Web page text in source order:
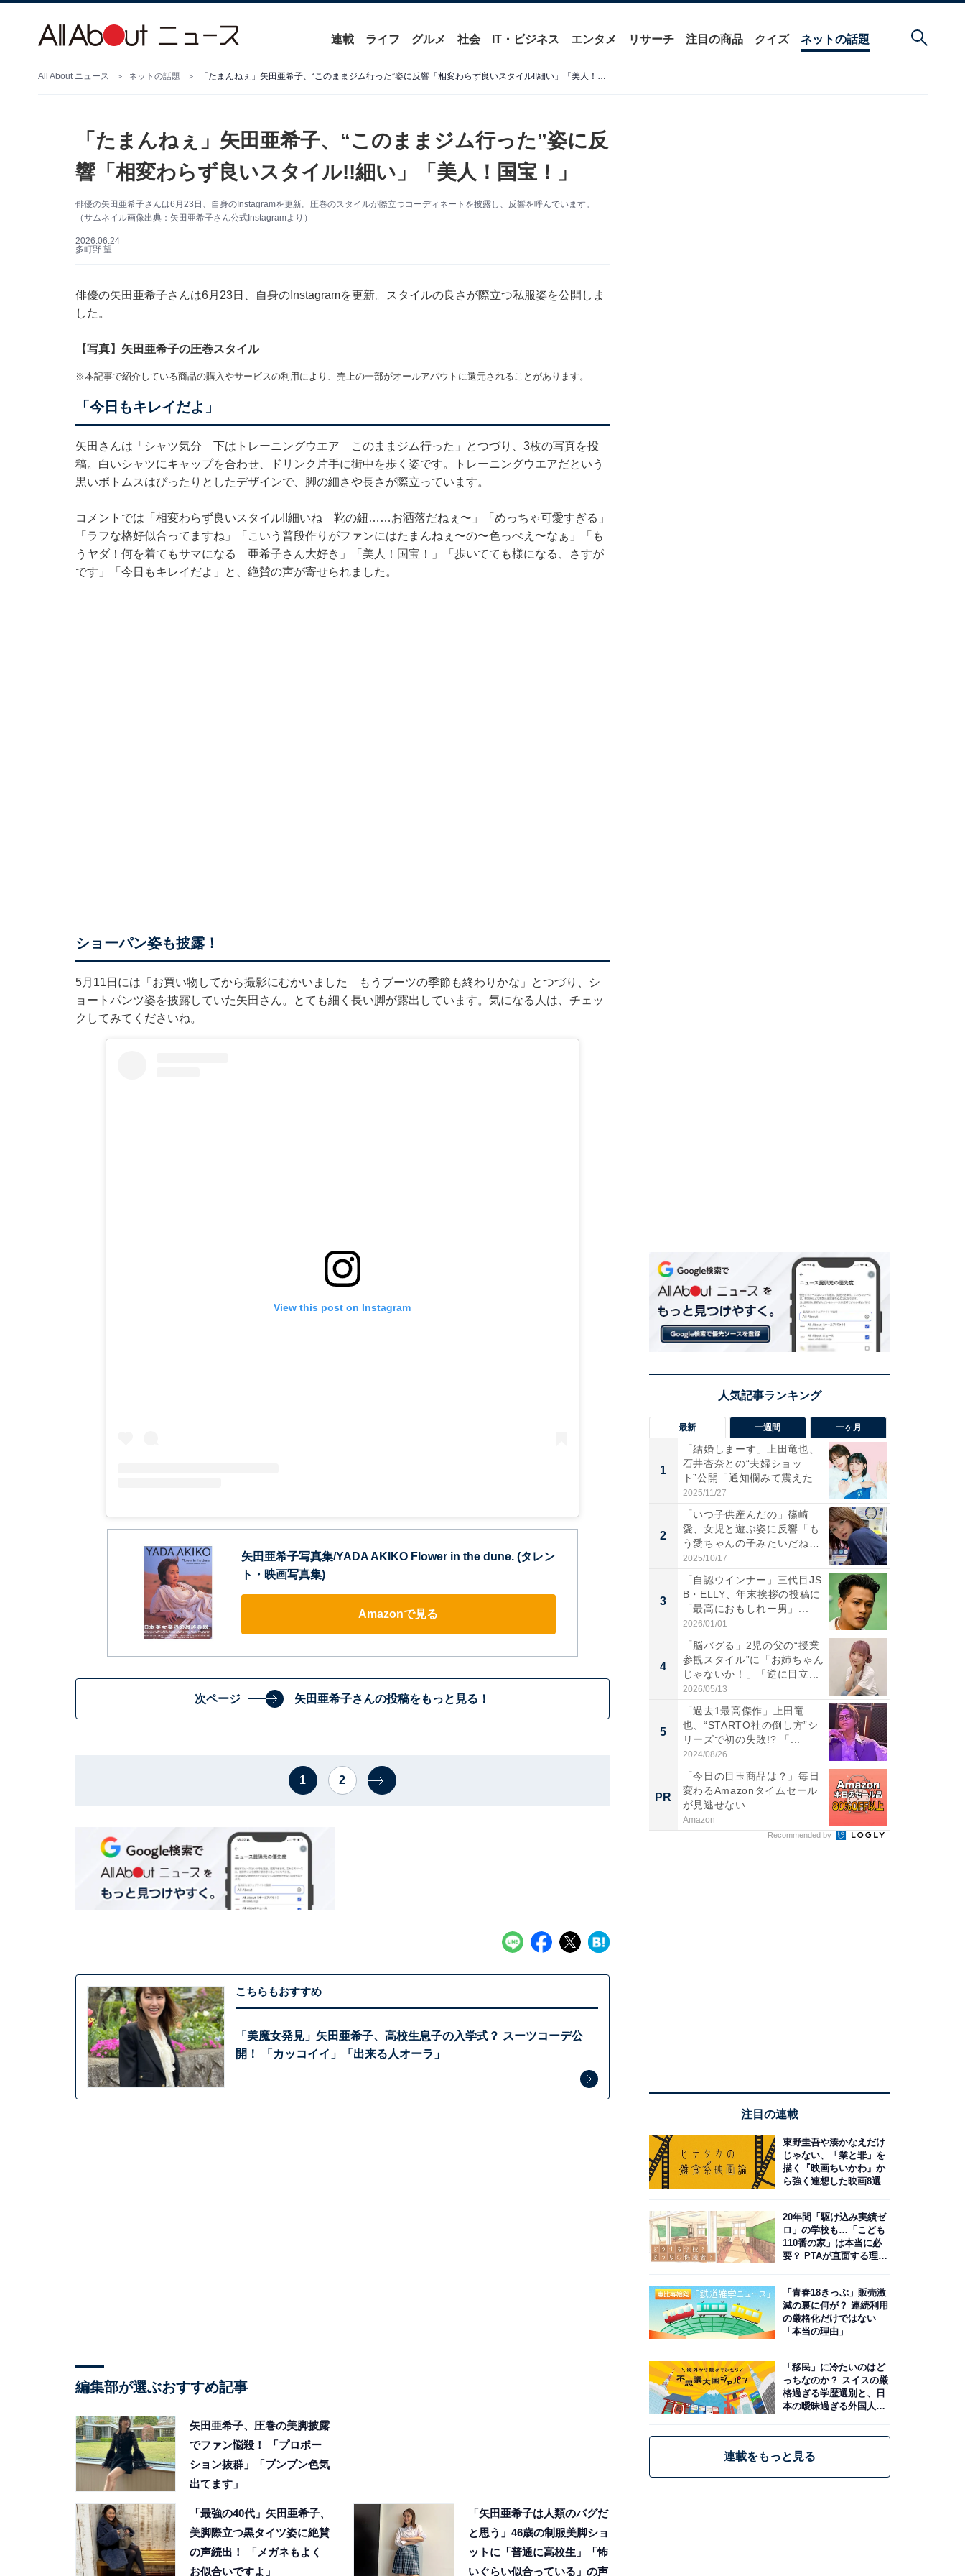
連載 ライフ グルメ 社会 IT・ビジネス エンタメ リサーチ 注目の商品 クイズ ネットの話題
All About ニュース ネットの話題 「たまんねぇ」矢田亜希子、“このままジム行った”姿に反響「相変わらず良いスタイル!!細い」「美人！国宝！」
「たまんねぇ」矢田亜希子、“このままジム行った”姿に反
響「相変わらず良いスタイル!!細い」「美人！国宝！」
俳優の矢田亜希子さんは6月23日、自身のInstagramを更新。圧巻のスタイルが際立つコーディネートを披露し、反響を呼んでいます。
（サムネイル画像出典：矢田亜希子さん公式Instagramより）
2026.06.24
多町野 望
俳優の矢田亜希子さんは6月23日、自身のInstagramを更新。スタイルの良さが際立つ私服姿を公開しま
した。
【写真】矢田亜希子の圧巻スタイル
※本記事で紹介している商品の購入やサービスの利用により、売上の一部がオールアバウトに還元されることがあります。
「今日もキレイだよ」
矢田さんは「シャツ気分 下はトレーニングウエア このままジム行った」とつづり、3枚の写真を投
稿。白いシャツにキャップを合わせ、ドリンク片手に街中を歩く姿です。トレーニングウエアだという
黒いボトムスはぴったりとしたデザインで、脚の細さや長さが際立っています。
コメントでは「相変わらず良いスタイル!!細いね 靴の紐……お洒落だねぇ〜」「めっちゃ可愛すぎる」
「ラフな格好似合ってますね」「こいう普段作りがファンにはたまんねぇ〜の〜色っぺえ〜なぁ」「も
うヤダ！何を着てもサマになる 亜希子さん大好き」「美人！国宝！」「歩いてても様になる、さすが
です」「今日もキレイだよ」と、絶賛の声が寄せられました。
ショーパン姿も披露！
5月11日には「お買い物してから撮影にむかいました もうブーツの季節も終わりかな」とつづり、シ
ョートパンツ姿を披露していた矢田さん。とても細く長い脚が露出しています。気になる人は、チェッ
クしてみてくださいね。
View this post on Instagram
矢田亜希子写真集/YADA AKIKO Flower in the dune. (タレン
ト・映画写真集)
Amazonで見る
次ページ 矢田亜希子さんの投稿をもっと見る！
1 2
こちらもおすすめ
「美魔女発見」矢田亜希子、高校生息子の入学式？ スーツコーデ公
開！ 「カッコイイ」「出来る人オーラ」
編集部が選ぶおすすめ記事
矢田亜希子、圧巻の美脚披露
でファン悩殺！ 「プロポー
ション抜群」「プンプン色気
出てます」
「最強の40代」矢田亜希子、
美脚際立つ黒タイツ姿に絶賛
の声続出！ 「メガネもよく
お似合いですよ」
「矢田亜希子は人類のバグだ
と思う」46歳の制服美脚ショ
ットに「普通に高校生」「怖
いぐらい似合っている」の声
最新 一週間 一ヶ月
1
「結婚しまーす」上田竜也、
石井杏奈との“夫婦ショッ
ト”公開「通知欄みて震えた」
「...
2025/11/27
2
「いつ子供産んだの」篠崎
愛、女児と遊ぶ姿に反響「も
う愛ちゃんの子みたいだね」
「完...
2025/10/17
3
「自認ウインナー」三代目JS
B・ELLY、年末挨拶の投稿に
「最高におもしれー男」...
2026/01/01
4
「脳バグる」2児の父の“授業
参観スタイル”に「お姉ちゃん
じゃないか！」「逆に目立...
2026/05/13
5
「過去1最高傑作」上田竜
也、“STARTO社の倒し方”シ
リーズで初の失敗!? 「...
2024/08/26
PR
「今日の目玉商品は？」毎日
変わるAmazonタイムセール
が見逃せない
Amazon
Recommended by
注目の連載
東野圭吾や湊かなえだけ
じゃない、「業と罪」を
描く『映画ちいかわ』か
ら強く連想した映画8選
20年間「駆け込み実績ゼ
ロ」の学校も…「こども
110番の家」は本当に必
要？ PTAが直面する理想
「青春18きっぷ」販売激
減の裏に何が？ 連続利用
の厳格化だけではない
「本当の理由」
「移民」に冷たいのはど
っちなのか？ スイスの厳
格過ぎる学歴選別と、日
本の曖昧過ぎる外国人政
連載をもっと見る